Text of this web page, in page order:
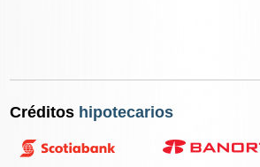
Créditos hipotecarios